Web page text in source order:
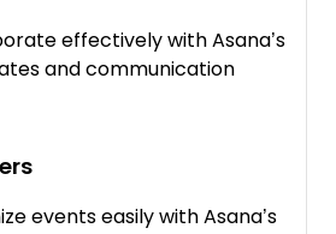
effectively with Asana’s
and communication
events easily with Asana’s